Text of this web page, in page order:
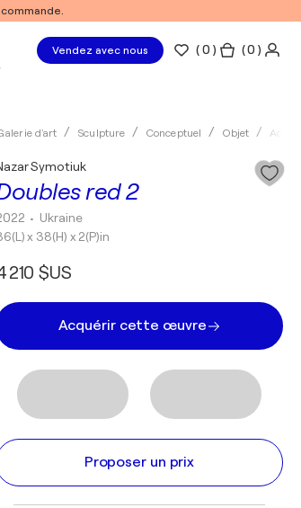
Vendez avec nous (0 ) ( 0 )
d'art Sculpture Conceptuel Objet
red 2
Symotiuk
• Ukraine
x 38(H) x 2(P)in
210 $US
Acquérir cette œuvre
Proposer un prix